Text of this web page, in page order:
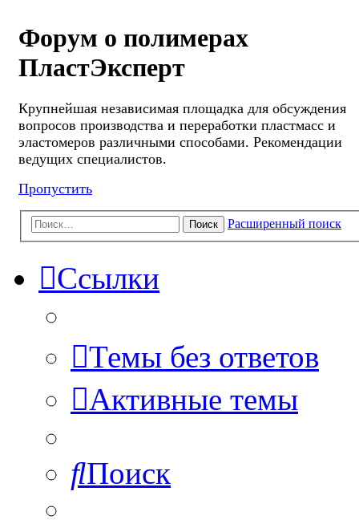
Форум о полимерах
ПластЭксперт
Крупнейшая независимая площадка для обсуждения
вопросов производства и переработки пластмасс и
эластомеров различными способами. Рекомендации
ведущих специалистов.
Пропустить
Поиск Расширенный поиск
Ссылки
Темы без ответов
Активные темы
Поиск